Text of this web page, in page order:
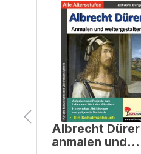
Albrecht Dürer
anmalen und